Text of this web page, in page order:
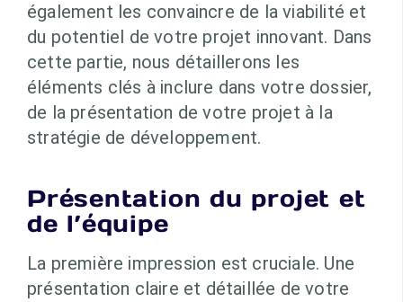
également les convaincre de la viabilité et
du potentiel de votre projet innovant. Dans
cette partie, nous détaillerons les
éléments clés à inclure dans votre dossier,
de la présentation de votre projet à la
stratégie de développement.
Présentation du projet et
de l’équipe
La première impression est cruciale. Une
présentation claire et détaillée de votre